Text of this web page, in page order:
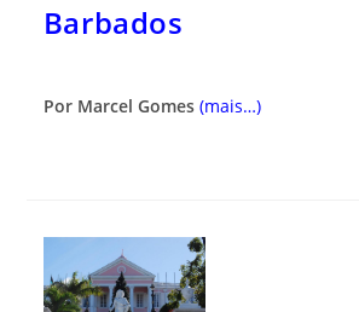
Barbados
Por Marcel Gomes (mais…)